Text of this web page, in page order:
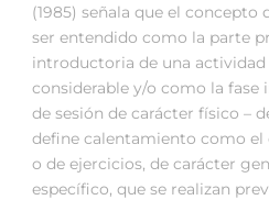
(1985) señala que el
ser entendido como la parte
introductoria de una
considerable y/o como la
de sesión de carácter físico –
define calentamiento como
o de ejercicios, de carácter
específico, que se realizan